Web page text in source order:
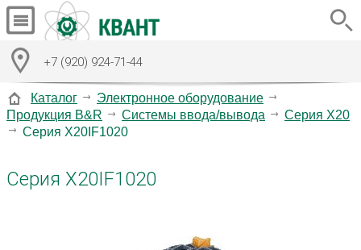
+7 (920) 924-71-44
Каталог
Электронное оборудование
Продукция B&R
Системы ввода/вывода
Серия X20
Серия X20IF1020
Серия X20IF1020